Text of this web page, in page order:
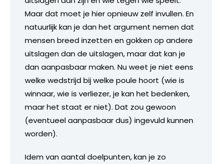
Maar dat moet je hier opnieuw zelf invullen. En
natuurlijk kan je dan het argument nemen dat
mensen breed inzetten en gokken op andere
uitslagen dan de uitslagen, maar dat kan je
dan aanpasbaar maken. Nu weet je niet eens
welke wedstrijd bij welke poule hoort (wie is
winnaar, wie is verliezer, je kan het bedenken,
maar het staat er niet). Dat zou gewoon
(eventueel aanpasbaar dus) ingevuld kunnen
worden).
Idem van aantal doelpunten, kan je zo